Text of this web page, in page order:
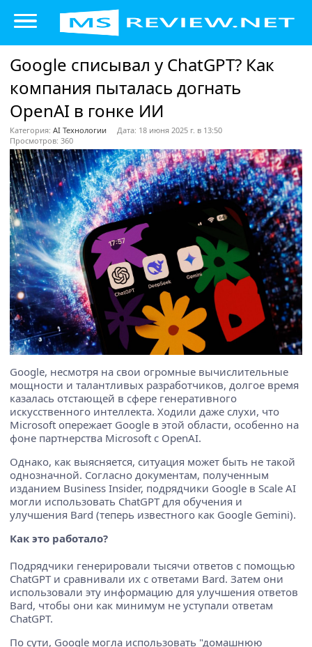
Google списывал у ChatGPT? Как
компания пыталась догнать
OpenAI в гонке ИИ
Категория: AI Технологии
Дата: 18 июня 2025 г. в 13:50
Просмотров: 360
Google, несмотря на свои огромные вычислительные
мощности и талантливых разработчиков, долгое время
казалась отстающей в сфере генеративного
искусственного интеллекта. Ходили даже слухи, что
Microsoft опережает Google в этой области, особенно на
фоне партнерства Microsoft с OpenAI.
Однако, как выясняется, ситуация может быть не такой
однозначной. Согласно документам, полученным
изданием Business Insider, подрядчики Google в Scale AI
могли использовать ChatGPT для обучения и
улучшения Bard (теперь известного как Google Gemini).
Как это работало?
Подрядчики генерировали тысячи ответов с помощью
ChatGPT и сравнивали их с ответами Bard. Затем они
использовали эту информацию для улучшения ответов
Bard, чтобы они как минимум не уступали ответам
ChatGPT.
По сути, Google могла использовать "домашнюю